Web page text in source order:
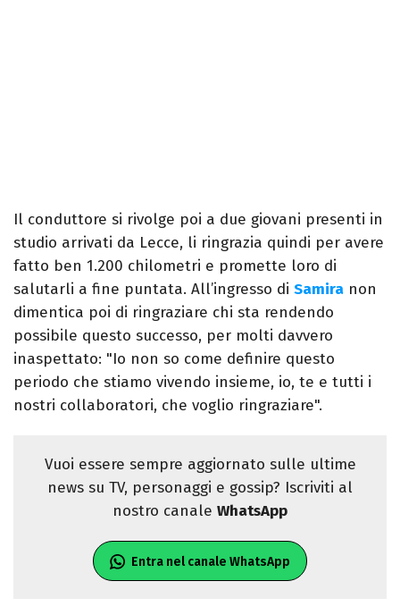
Il conduttore si rivolge poi a due giovani presenti in
studio arrivati da Lecce, li ringrazia quindi per avere
fatto ben 1.200 chilometri e promette loro di
salutarli a fine puntata. All’ingresso di Samira non
dimentica poi di ringraziare chi sta rendendo
possibile questo successo, per molti davvero
inaspettato: "Io non so come definire questo
periodo che stiamo vivendo insieme, io, te e tutti i
nostri collaboratori, che voglio ringraziare".
Vuoi essere sempre aggiornato sulle ultime
news su TV, personaggi e gossip? Iscriviti al
nostro canale WhatsApp
Entra nel canale WhatsApp